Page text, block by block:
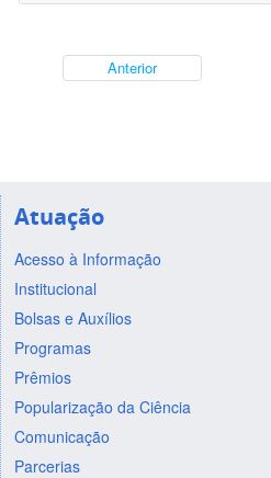
Anterior
Atuação
Acesso à Informação
Institucional
Bolsas e Auxílios
Programas
Prêmios
Popularização da Ciência
Comunicação
Parcerias